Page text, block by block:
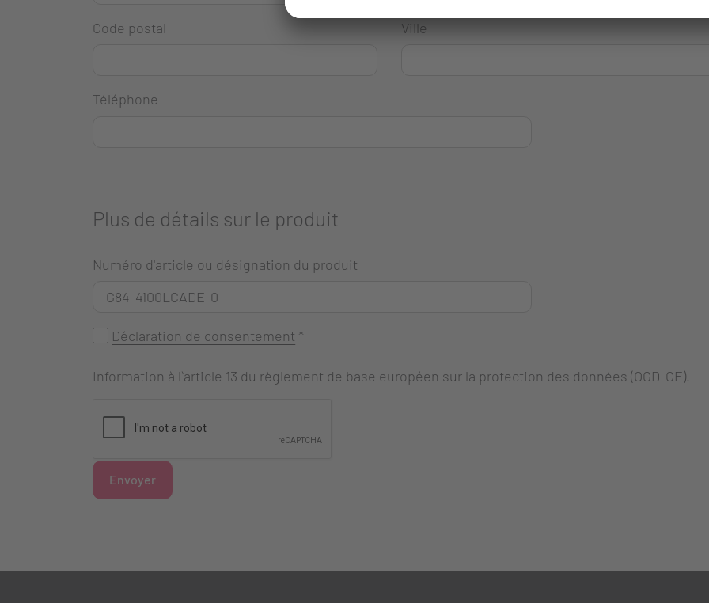
Code postal Ville
Téléphone
Plus de détails sur le produit
Numéro d'article ou désignation du produit
Déclaration de consentement *
Information à l`article 13 du règlement de base européen sur la protection des données (OGD-CE).
Envoyer